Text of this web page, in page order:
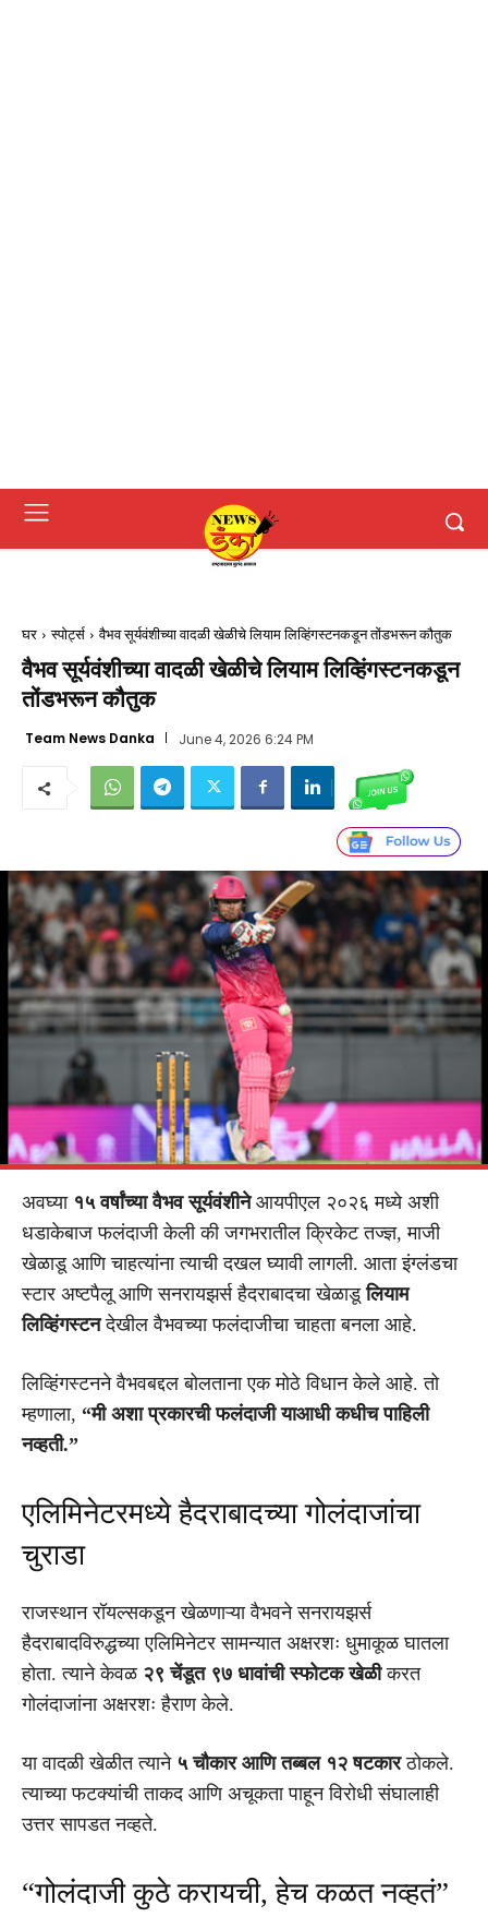
घर स्पोर्ट्स वैभव सूर्यवंशीच्या वादळी खेळीचे लियाम लिव्हिंगस्टनकडून तोंडभरून कौतुक
वैभव सूर्यवंशीच्या वादळी खेळीचे लियाम लिव्हिंगस्टनकडून
तोंडभरून कौतुक
Team News Danka June 4, 2026 6:24 PM
अवघ्या १५ वर्षांच्या वैभव सूर्यवंशीनेआयपीएल २०२६ मध्ये अशी
धडाकेबाज फलंदाजी केली की जगभरातील क्रिकेट तज्ज्ञ, माजी
खेळाडू आणि चाहत्यांना त्याची दखल घ्यावी लागली. आता इंग्लंडचा
स्टार अष्टपैलू आणि सनरायझर्स हैदराबादचा खेळाडूलियाम
लिव्हिंगस्टनदेखील वैभवच्या फलंदाजीचा चाहता बनला आहे.
लिव्हिंगस्टनने वैभवबद्दल बोलताना एक मोठे विधान केले आहे. तो
म्हणाला, “मी अशा प्रकारची फलंदाजी याआधी कधीच पाहिली
नव्हती.”
एलिमिनेटरमध्ये हैदराबादच्या गोलंदाजांचा
चुराडा
राजस्थान रॉयल्सकडून खेळणाऱ्या वैभवने सनरायझर्स
हैदराबादविरुद्धच्या एलिमिनेटर सामन्यात अक्षरशः धुमाकूळ घातला
होता. त्याने केवळ २९ चेंडूत ९७ धावांची स्फोटक खेळीकरत
गोलंदाजांना अक्षरशः हैराण केले.
या वादळी खेळीत त्याने ५ चौकार आणि तब्बल १२ षटकारठोकले.
त्याच्या फटक्यांची ताकद आणि अचूकता पाहून विरोधी संघालाही
उत्तर सापडत नव्हते.
“गोलंदाजी कुठे करायची, हेच कळत नव्हतं”